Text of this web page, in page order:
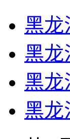
黑龙
黑龙
黑龙
黑龙